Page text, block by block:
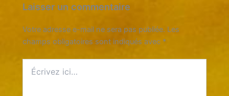
Laisser un commentaire
Votre adresse e-mail ne sera pas publiée. Les
champs obligatoires sont indiqués avec *
ici…